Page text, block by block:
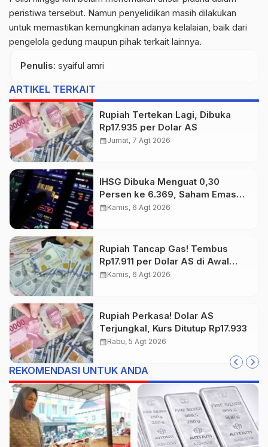
peristiwa tersebut. Namun penyelidikan masih dilakukan
untuk memastikan kemungkinan adanya kelalaian, baik dari
pengelola gedung maupun pihak terkait lainnya.
Penulis: syaiful amri
ARTIKEL TERKAIT
Rupiah Tertekan Lagi, Dibuka
Rp17.935 per Dolar AS
calendar_monthJumat, 7 Agt 2026
IHSG Dibuka Menguat 0,30
Persen ke 6.369, Saham Emas
dan Tambang Jadi Penggerak
calendar_monthKamis, 6 Agt 2026
Rupiah Tancap Gas! Tembus
Rp17.911 per Dolar AS di Awal
Perdagangan
calendar_monthKamis, 6 Agt 2026
Rupiah Perkasa! Dolar AS
Terjungkal, Kurs Ditutup Rp17.933
calendar_monthRabu, 5 Agt 2026
REKOMENDASI UNTUK ANDA